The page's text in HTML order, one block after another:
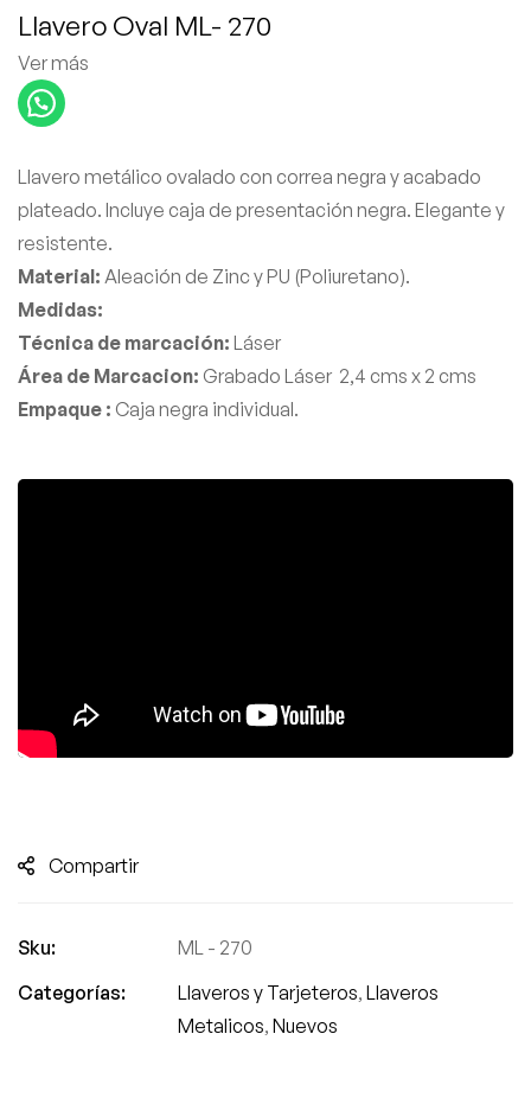
Llavero Oval ML- 270
Ver más
Llavero metálico ovalado con correa negra y acabado
plateado. Incluye caja de presentación negra. Elegante y
resistente.
Material: Aleación de Zinc y PU (Poliuretano).
Medidas:
Técnica de marcación: Láser
Área de Marcacion: Grabado Láser 2,4 cms x 2 cms
Empaque : Caja negra individual.
Compartir
Sku:
ML - 270
Categorías:
Llaveros y Tarjeteros, Llaveros
Metalicos, Nuevos